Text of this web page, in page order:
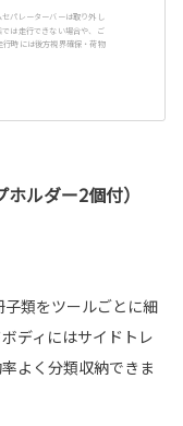
パレーターバーは取り外し
は走行できない場合や、ご
行時には後方視界確保・荷物
ルダー2個付）
類をツールごとに細
ディにはサイドトレ
よく分類収納できま